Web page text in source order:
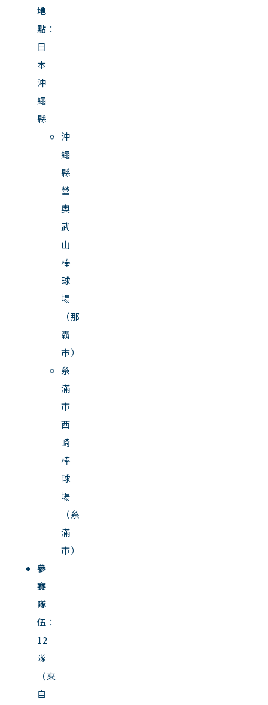
地
點 ：
日
本
沖
繩
縣
沖
繩
縣
營
奧
武
山
棒
球
場
（那
霸
市）
糸
滿
市
西
崎
棒
球
場
（糸
滿
市）
參
賽
隊
伍 ：
12
隊
（來
自